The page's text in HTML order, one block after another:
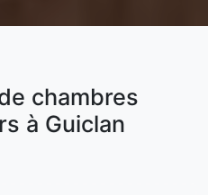
chambres
à Guiclan